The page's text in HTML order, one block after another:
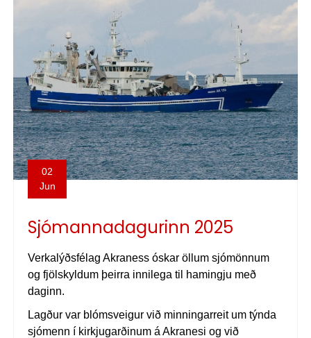
02
Jun
Sjómannadagurinn 2025
Verkalýðsfélag Akraness óskar öllum sjómönnum
og fjölskyldum þeirra innilega til hamingju með
daginn.
Lagður var blómsveigur við minningarreit um týnda
sjómenn í kirkjugarðinum á Akranesi og við